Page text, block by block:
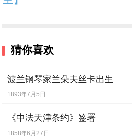
猜你喜欢
波兰钢琴家兰朵夫丝卡出生
1893年7月5日
《中法天津条约》签署
1858年6月27日